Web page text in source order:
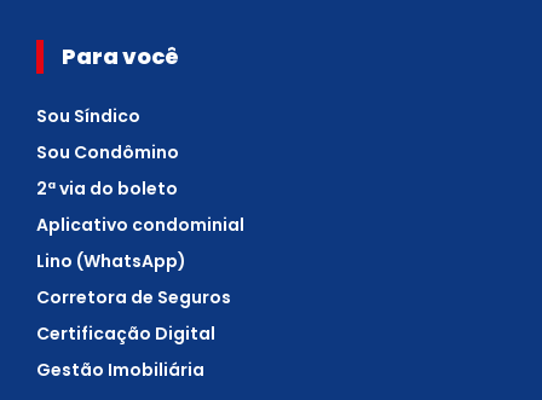
Para você
Sou Síndico
Sou Condômino
2ª via do boleto
Aplicativo condominial
Lino (WhatsApp)
Corretora de Seguros
Certificação Digital
Gestão Imobiliária